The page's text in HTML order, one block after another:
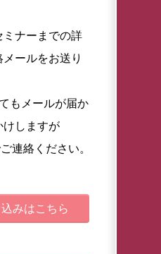
ミナーまでの詳
ールをお送り
もメールが届か
けしますが
連絡ください。
みはこちら